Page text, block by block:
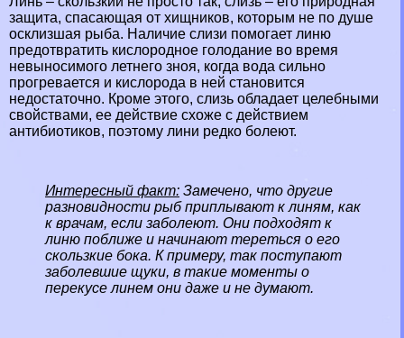
защита, спасающая от хищников, которым не по душе
осклизшая рыба. Наличие слизи помогает линю
предотвратить кислородное голодание во время
невыносимого летнего зноя, когда вода сильно
прогревается и кислорода в ней становится
недостаточно. Кроме этого, слизь обладает целебными
свойствами, ее действие схоже с действием
антибиотиков, поэтому лини редко болеют.
Интересный факт: Замечено, что другие
разновидности рыб приплывают к линям, как
к врачам, если заболеют. Они подходят к
линю поближе и начинают тереться о его
скользкие бока. К примеру, так поступают
заболевшие щуки, в такие моменты о
перекусе линем они даже и не думают.